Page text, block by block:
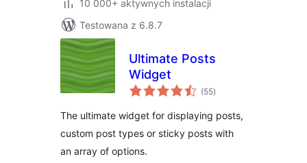
10 000+ aktywnych instalacji
Testowana z 6.8.7
Ultimate Posts
Widget
(55wszystkich
ocen
)
The ultimate widget for displaying posts,
custom post types or sticky posts with
an array of options.